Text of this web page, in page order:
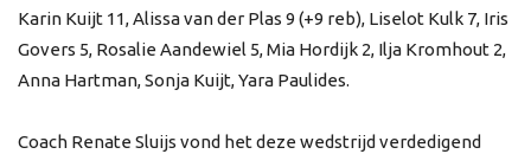
Karin Kuijt 11, Alissa van der Plas 9 (+9 reb), Liselot Kulk 7, Iris
Govers 5, Rosalie Aandewiel 5, Mia Hordijk 2, Ilja Kromhout 2,
Anna Hartman, Sonja Kuijt, Yara Paulides.
Coach Renate Sluijs vond het deze wedstrijd verdedigend